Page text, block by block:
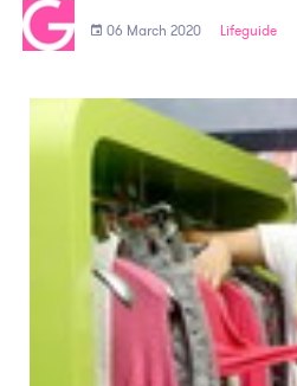
06 March 2020 Lifeguide